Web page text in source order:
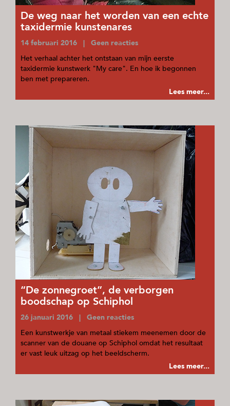
De weg naar het worden van een echte
taxidermie kunstenares
14 februari 2016 | Geen reacties
Het verhaal achter het ontstaan van mijn eerste
taxidermie kunstwerk "My care". En hoe ik begonnen
ben met prepareren.
Lees meer...
“De zonnegroet”, de verborgen
boodschap op Schiphol
26 januari 2016 | Geen reacties
Een kunstwerkje van metaal stiekem meenemen door de
scanner van de douane op Schiphol omdat het resultaat
er vast leuk uitzag op het beeldscherm.
Lees meer...